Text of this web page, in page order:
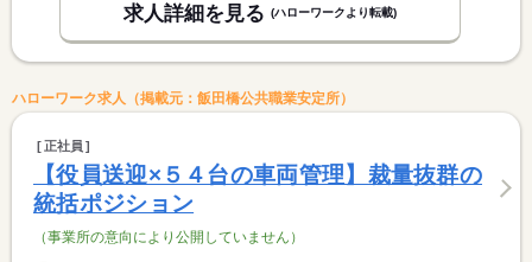
求人詳細を見る (ハローワークより転載)
ハローワーク求人（掲載元：飯田橋公共職業安定所）
正社員
【役員送迎×５４台の車両管理】裁量抜群の
統括ポジション
（事業所の意向により公開していません）